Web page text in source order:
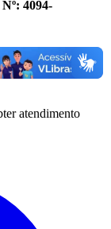
4094-
atendimento